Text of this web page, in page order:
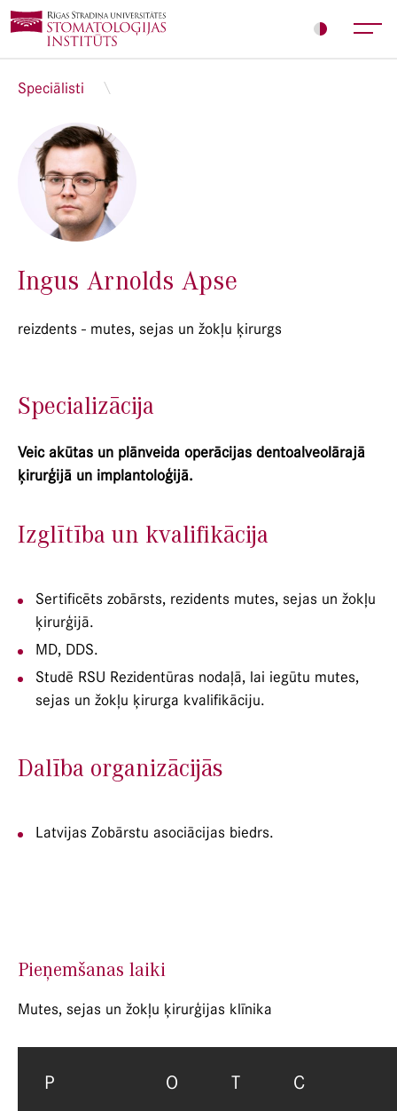
Speciālisti
Ingus Arnolds Apse
reizdents - mutes, sejas un žokļu ķirurgs
Specializācija
Veic akūtas un plānveida operācijas dentoalveolārajā
ķirurģijā un implantoloģijā.
Izglītība un kvalifikācija
Sertificēts zobārsts, rezidents mutes, sejas un žokļu
ķirurģijā.
MD, DDS.
Studē RSU Rezidentūras nodaļā, lai iegūtu mutes,
sejas un žokļu ķirurga kvalifikāciju.
Dalība organizācijās
Latvijas Zobārstu asociācijas biedrs.
Pieņemšanas laiki
Mutes, sejas un žokļu ķirurģijas klīnika
P O T C